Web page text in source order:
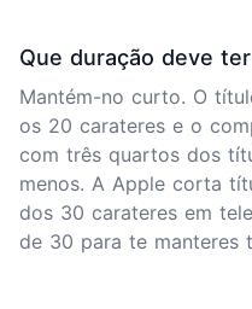
Que duração deve
Mantém-no curto. O
os 20 carateres e o
com três quartos dos
menos. A Apple corta
dos 30 carateres em
de 30 para te manteres